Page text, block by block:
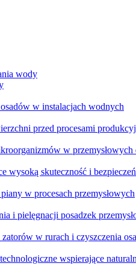
wody
w instalacjach wodnych
przed procesami
w przemysłowych
wysoką skuteczność i
w procesach przemysłowych
i pielęgnacji posadzek
w rurach i czyszczenia
wspierające